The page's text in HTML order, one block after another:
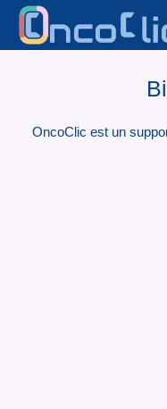
OncoClic est un